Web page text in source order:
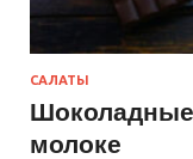
САЛАТЫ
молоке